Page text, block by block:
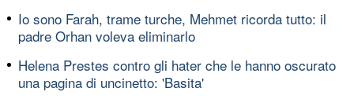
Io sono Farah, trame turche, Mehmet ricorda tutto: il
padre Orhan voleva eliminarlo
Helena Prestes contro gli hater che le hanno oscurato
una pagina di uncinetto: 'Basita'